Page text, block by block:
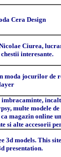
Cera Design
Ciurea,
interesante.
moda jocurilor de
multe modele
magazin online
si alte accesorii
3d models. This
presentation.